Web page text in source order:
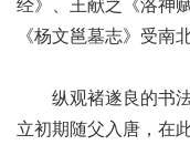
《杨文邕墓志》受南
纵观褚遂良的书法
立初期随父入唐，在